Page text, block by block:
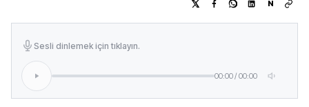
N
Sesli dinlemek için tıklayın.
00:00/00:00